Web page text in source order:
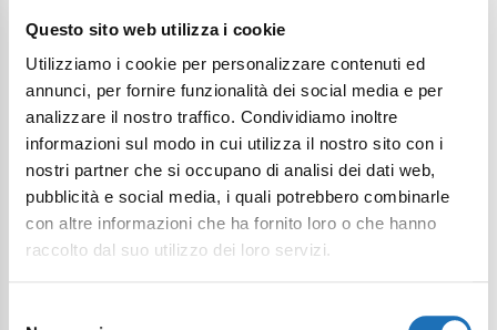
Questo sito web utilizza i cookie
Utilizziamo i cookie per personalizzare contenuti ed
annunci, per fornire funzionalità dei social media e per
analizzare il nostro traffico. Condividiamo inoltre
informazioni sul modo in cui utilizza il nostro sito con i
nostri partner che si occupano di analisi dei dati web,
pubblicità e social media, i quali potrebbero combinarle
con altre informazioni che ha fornito loro o che hanno
raccolto dal suo utilizzo dei loro servizi.